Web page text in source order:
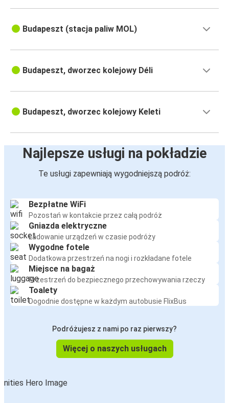
Budapeszt (stacja paliw MOL)
Budapeszt, dworzec kolejowy Déli
Budapeszt, dworzec kolejowy Keleti
Najlepsze usługi na pokładzie
Te usługi zapewniają wygodniejszą podróż:
Bezpłatne WiFi
Pozostań w kontakcie przez całą podróż
Gniazda elektryczne
Ładowanie urządzeń w czasie podróży
Wygodne fotele
Dodatkowa przestrzeń na nogi i rozkładane fotele
Miejsce na bagaż
Przestrzeń do bezpiecznego przechowywania rzeczy
Toalety
Dogodnie dostępne w każdym autobusie FlixBus
Podróżujesz z nami po raz pierwszy?
Więcej o naszych usługach